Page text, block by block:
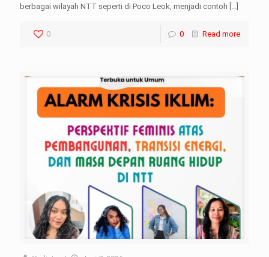
berbagai wilayah NTT seperti di Poco Leok, menjadi contoh
0 0 Read more